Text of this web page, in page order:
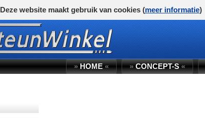
»HOME« »CONCEPT-S«
Deze website maakt gebruik van cookies (meer informatie)